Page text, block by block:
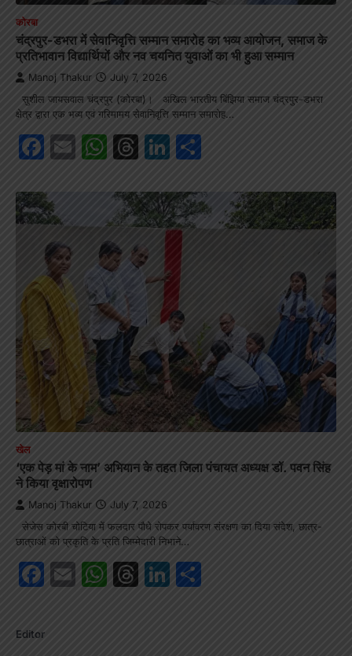
कोरबा
चंद्रपुर-डभरा में सेवानिवृत्ति सम्मान समारोह का भव्य आयोजन, समाज के
प्रतिभावान विद्यार्थियों और नव चयनित युवाओं का भी हुआ सम्मान
Manoj Thakur July 7, 2026
सुशील जायसवाल चंद्रपुर (कोरबा)। अखिल भारतीय बिंझिया समाज चंद्रपुर-डभरा
क्षेत्र द्वारा एक भव्य एवं गरिमामय सेवानिवृत्ति सम्मान समारोह…
Facebook
EmailWhatsApp
Threads
LinkedIn
खेल
‘एक पेड़ मां के नाम’ अभियान के तहत जिला पंचायत अध्यक्ष डॉ. पवन सिंह
ने किया वृक्षारोपण
Manoj Thakur July 7, 2026
सेजेस कोरबी चोटिया में फलदार पौधे रोपकर पर्यावरण संरक्षण का दिया संदेश, छात्र-
छात्राओं को प्रकृति के प्रति जिम्मेदारी निभाने…
Facebook
EmailWhatsApp
Threads
LinkedIn
Editor